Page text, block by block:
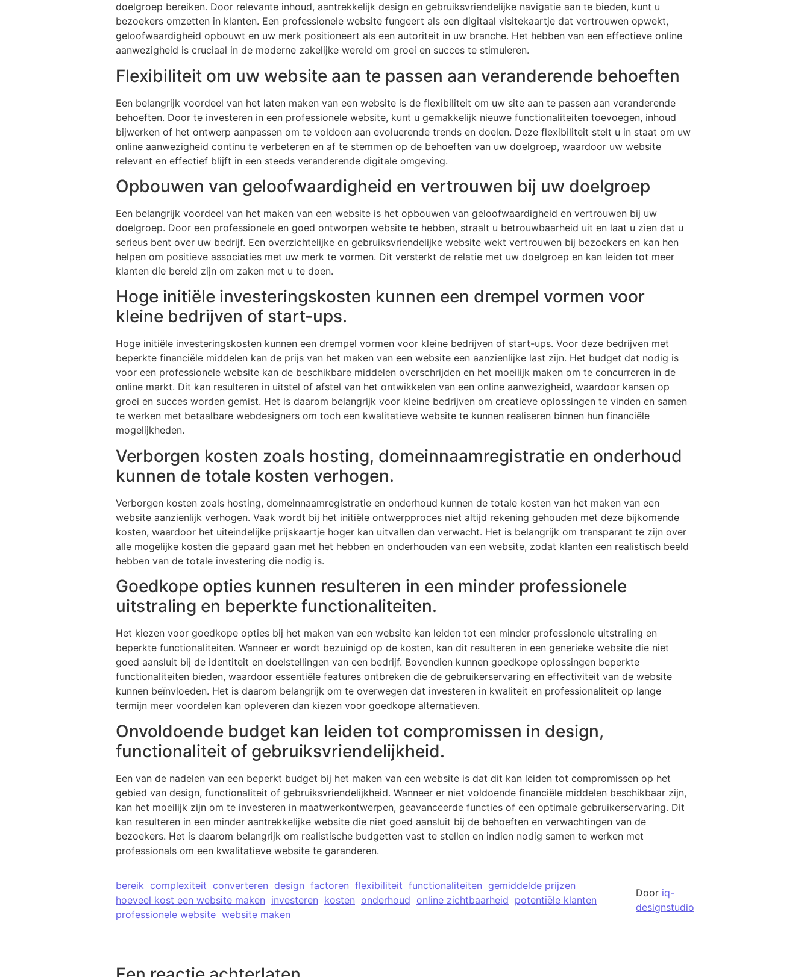
doelgroep bereiken. Door relevante inhoud, aantrekkelijk design en gebruiksvriendelijke navigatie aan te bieden, kunt u
bezoekers omzetten in klanten. Een professionele website fungeert als een digitaal visitekaartje dat vertrouwen opwekt,
geloofwaardigheid opbouwt en uw merk positioneert als een autoriteit in uw branche. Het hebben van een effectieve online
aanwezigheid is cruciaal in de moderne zakelijke wereld om groei en succes te stimuleren.
Flexibiliteit om uw website aan te passen aan veranderende behoeften
Een belangrijk voordeel van het laten maken van een website is de flexibiliteit om uw site aan te passen aan veranderende
behoeften. Door te investeren in een professionele website, kunt u gemakkelijk nieuwe functionaliteiten toevoegen, inhoud
bijwerken of het ontwerp aanpassen om te voldoen aan evoluerende trends en doelen. Deze flexibiliteit stelt u in staat om uw
online aanwezigheid continu te verbeteren en af te stemmen op de behoeften van uw doelgroep, waardoor uw website
relevant en effectief blijft in een steeds veranderende digitale omgeving.
Opbouwen van geloofwaardigheid en vertrouwen bij uw doelgroep
Een belangrijk voordeel van het maken van een website is het opbouwen van geloofwaardigheid en vertrouwen bij uw
doelgroep. Door een professionele en goed ontworpen website te hebben, straalt u betrouwbaarheid uit en laat u zien dat u
serieus bent over uw bedrijf. Een overzichtelijke en gebruiksvriendelijke website wekt vertrouwen bij bezoekers en kan hen
helpen om positieve associaties met uw merk te vormen. Dit versterkt de relatie met uw doelgroep en kan leiden tot meer
klanten die bereid zijn om zaken met u te doen.
Hoge initiële investeringskosten kunnen een drempel vormen voor
kleine bedrijven of start-ups.
Hoge initiële investeringskosten kunnen een drempel vormen voor kleine bedrijven of start-ups. Voor deze bedrijven met
beperkte financiële middelen kan de prijs van het maken van een website een aanzienlijke last zijn. Het budget dat nodig is
voor een professionele website kan de beschikbare middelen overschrijden en het moeilijk maken om te concurreren in de
online markt. Dit kan resulteren in uitstel of afstel van het ontwikkelen van een online aanwezigheid, waardoor kansen op
groei en succes worden gemist. Het is daarom belangrijk voor kleine bedrijven om creatieve oplossingen te vinden en samen
te werken met betaalbare webdesigners om toch een kwalitatieve website te kunnen realiseren binnen hun financiële
mogelijkheden.
Verborgen kosten zoals hosting, domeinnaamregistratie en onderhoud
kunnen de totale kosten verhogen.
Verborgen kosten zoals hosting, domeinnaamregistratie en onderhoud kunnen de totale kosten van het maken van een
website aanzienlijk verhogen. Vaak wordt bij het initiële ontwerpproces niet altijd rekening gehouden met deze bijkomende
kosten, waardoor het uiteindelijke prijskaartje hoger kan uitvallen dan verwacht. Het is belangrijk om transparant te zijn over
alle mogelijke kosten die gepaard gaan met het hebben en onderhouden van een website, zodat klanten een realistisch beeld
hebben van de totale investering die nodig is.
Goedkope opties kunnen resulteren in een minder professionele
uitstraling en beperkte functionaliteiten.
Het kiezen voor goedkope opties bij het maken van een website kan leiden tot een minder professionele uitstraling en
beperkte functionaliteiten. Wanneer er wordt bezuinigd op de kosten, kan dit resulteren in een generieke website die niet
goed aansluit bij de identiteit en doelstellingen van een bedrijf. Bovendien kunnen goedkope oplossingen beperkte
functionaliteiten bieden, waardoor essentiële features ontbreken die de gebruikerservaring en effectiviteit van de website
kunnen beïnvloeden. Het is daarom belangrijk om te overwegen dat investeren in kwaliteit en professionaliteit op lange
termijn meer voordelen kan opleveren dan kiezen voor goedkope alternatieven.
Onvoldoende budget kan leiden tot compromissen in design,
functionaliteit of gebruiksvriendelijkheid.
Een van de nadelen van een beperkt budget bij het maken van een website is dat dit kan leiden tot compromissen op het
gebied van design, functionaliteit of gebruiksvriendelijkheid. Wanneer er niet voldoende financiële middelen beschikbaar zijn,
kan het moeilijk zijn om te investeren in maatwerkontwerpen, geavanceerde functies of een optimale gebruikerservaring. Dit
kan resulteren in een minder aantrekkelijke website die niet goed aansluit bij de behoeften en verwachtingen van de
bezoekers. Het is daarom belangrijk om realistische budgetten vast te stellen en indien nodig samen te werken met
professionals om een ​​kwalitatieve website te garanderen.
bereik complexiteit converteren design factoren flexibiliteit functionaliteiten gemiddelde prijzen
hoeveel kost een website maken investeren kosten onderhoud online zichtbaarheid potentiële klanten
professionele website website maken
Door iq-
designstudio